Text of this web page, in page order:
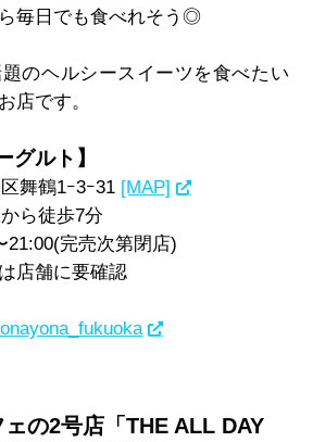
毎日でも食べれそう◎
のヘルシースイーツを食べたい
店です。
グルト】
舞鶴1ｰ3ｰ31 [MAP]
ら徒歩7分
21:00(完売次第閉店)
店舗に要確認
の2号店「THE ALL DAY